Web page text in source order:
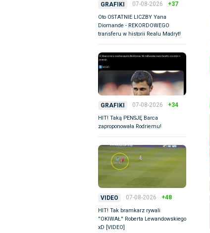
GRAFIKI 07-08-2026 +37
Oto OSTATNIE LICZBY Yana
Diomande - REKORDOWEGO
transferu w historii Realu Madryt!
GRAFIKI 07-08-2026 +34
HIT! Taką PENSJĘ Barca
zaproponowała Rodriemu!
VIDEO 07-08-2026 +48
HIT! Tak bramkarz rywali
''OKIWAŁ'' Roberta Lewandowskiego
xD [VIDEO]